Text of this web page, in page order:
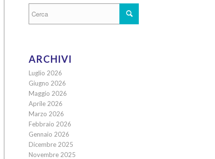
ARCHIVI
Luglio 2026
Giugno 2026
Maggio 2026
Aprile 2026
Marzo 2026
Febbraio 2026
Gennaio 2026
Dicembre 2025
Novembre 2025